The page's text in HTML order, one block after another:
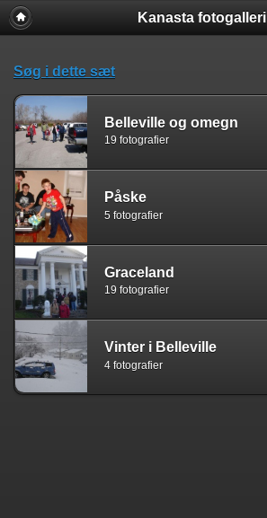
Kanasta fotogalleri
Søg i dette sæt
Belleville og omegn
19 fotografier
Påske
5 fotografier
Graceland
19 fotografier
Vinter i Belleville
4 fotografier